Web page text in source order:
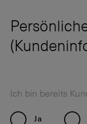
Ich bin bereits
Ja